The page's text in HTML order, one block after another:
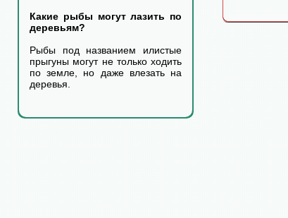
Какие рыбы могут лазить по
деревьям?
Рыбы под названием илистые
прыгуны могут не только ходить
по земле, но даже влезать на
деревья.